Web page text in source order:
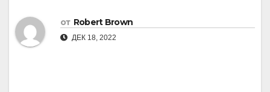
от Robert Brown
ДЕК 18, 2022